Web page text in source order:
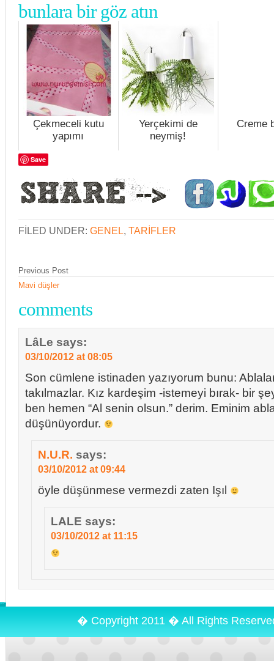
bunlara bir göz atın
Çekmeceli kutu
yapımı
Yerçekimi de
neymiş!
Creme
Save
FILED UNDER: GENEL, TARIFLER
Previous Post
Mavi düşler
comments
LâLe says:
03/10/2012 at 08:05
Son cümlene istinaden yazıyorum bunu:
takılmazlar. Kız kardeşim -istemeyi bırak- bir
ben hemen “Al senin olsun.” derim. Eminim
düşünüyordur.
N.U.R. says:
03/10/2012 at 09:44
öyle düşünmese vermezdi zaten Işıl
LALE says:
03/10/2012 at 11:15
� Copyright 2011 � All Rights